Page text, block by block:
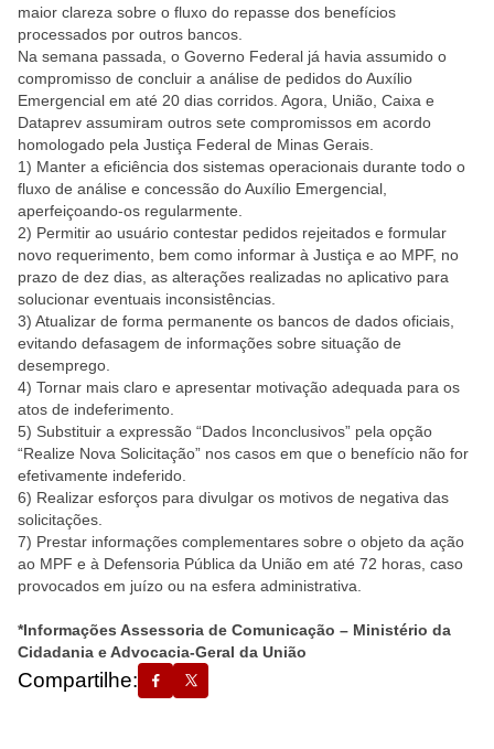
maior clareza sobre o fluxo do repasse dos benefícios
processados por outros bancos.
Na semana passada, o Governo Federal já havia assumido o
compromisso de concluir a análise de pedidos do Auxílio
Emergencial em até 20 dias corridos. Agora, União, Caixa e
Dataprev assumiram outros sete compromissos em acordo
homologado pela Justiça Federal de Minas Gerais.
1) Manter a eficiência dos sistemas operacionais durante todo o
fluxo de análise e concessão do Auxílio Emergencial,
aperfeiçoando-os regularmente.
2) Permitir ao usuário contestar pedidos rejeitados e formular
novo requerimento, bem como informar à Justiça e ao MPF, no
prazo de dez dias, as alterações realizadas no aplicativo para
solucionar eventuais inconsistências.
3) Atualizar de forma permanente os bancos de dados oficiais,
evitando defasagem de informações sobre situação de
desemprego.
4) Tornar mais claro e apresentar motivação adequada para os
atos de indeferimento.
5) Substituir a expressão “Dados Inconclusivos” pela opção
“Realize Nova Solicitação” nos casos em que o benefício não for
efetivamente indeferido.
6) Realizar esforços para divulgar os motivos de negativa das
solicitações.
7) Prestar informações complementares sobre o objeto da ação
ao MPF e à Defensoria Pública da União em até 72 horas, caso
provocados em juízo ou na esfera administrativa.
*Informações Assessoria de Comunicação – Ministério da
Cidadania e Advocacia-Geral da União
Compartilhe: